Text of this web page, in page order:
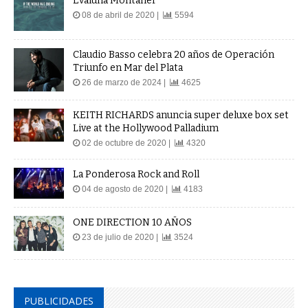
08 de abril de 2020 | 5594
Claudio Basso celebra 20 años de Operación
Triunfo en Mar del Plata
26 de marzo de 2024 | 4625
KEITH RICHARDS anuncia super deluxe box set
Live at the Hollywood Palladium
02 de octubre de 2020 | 4320
La Ponderosa Rock and Roll
04 de agosto de 2020 | 4183
ONE DIRECTION 10 AÑOS
23 de julio de 2020 | 3524
PUBLICIDADES